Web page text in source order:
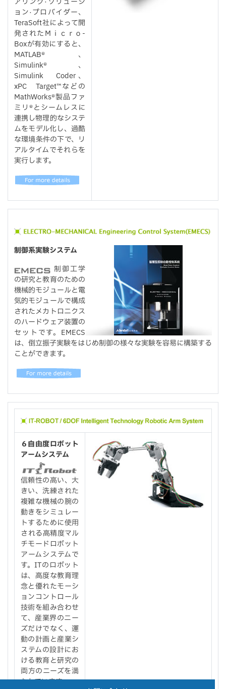
ョン·プロバイダー、
TeraSoft社によって開
発されたＭｉｃｒｏ-
Boxが有効にすると、
MATLAB®、
Simulink®、
Simulink Coder、
xPC Target™などの
MathWorks®製品ファ
ミリ®とシームレスに
連携し物理的なシステ
ムをモデル化し、過酷
な環境条件の下で、リ
アルタイムでそれらを
実行します。
制御系実験システム
制御工学
の研究と教育のための
機械的モジュールと電
気的モジュールで構成
されたメカトロニクス
のハードウェア装置の
セットです。EMECS
は、倒立振子実験をはじめ制御の様々な実験を容易に構築する
ことができます。
６自由度ロボット
アームシステム
信頼性の高い、大
きい、洗練された
複雑な機械の腕の
動きをシミュレー
トするために使用
される高精度マル
チモードロボット
アームシステムで
す。ITのロボット
は、高度な教育理
念と優れたモーシ
ョンコントロール
技術を組み合わせ
て、産業界のニー
ズだけでなく、運
動の計画と産業シ
ステムの設計にお
ける教育と研究の
両方のニーズを満
たしています。